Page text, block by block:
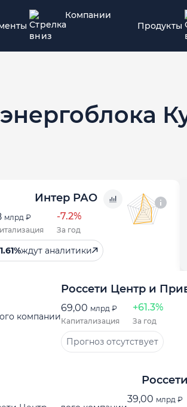
Компании
Продукты
Интер РАО
млрд ₽ -7.2%
За год
ждут аналитики
Россети Центр и
69,00 млрд ₽ +61.3%
Капитализация За год
Прогноз отсутствует
39,00 млрд ₽